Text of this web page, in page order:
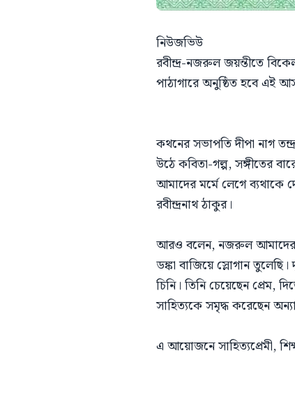
নিউজভিউ
রবীন্দ্র-নজরুল জয়ন্তীতে
পাঠাগারে অনুষ্ঠিত হবে এই
কথনের সভাপতি দীপা নাগ
উঠে কবিতা-গল্প, সঙ্গীতের
আমাদের মর্মে লেগে ব্যথাকে
রবীন্দ্রনাথ ঠাকুর।
আরও বলেন, নজরুল আমাদের
ডঙ্কা বাজিয়ে স্লোগান
চিনি। তিনি চেয়েছেন প্রেম,
সাহিত্যকে সমৃদ্ধ করেছেন
এ আয়োজনে সাহিত্যপ্রেমী,